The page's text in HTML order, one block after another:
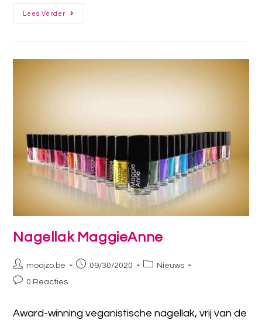
Lees Verder
Nagellak MaggieAnne
moojzo.be 09/30/2020
Nieuws
0 Reacties
Award-winning veganistische nagellak, vrij van de